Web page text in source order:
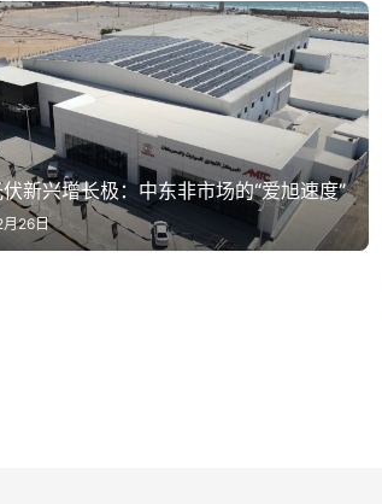
新兴增长极：中东非市场的“爱旭速度”
26日